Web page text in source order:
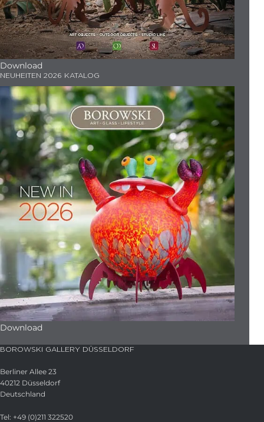
Download
NEUHEITEN 2026 KATALOG
Download
BOROWSKI GALLERY DÜSSELDORF
Berliner Allee 23
40212 Düsseldorf
Deutschland
Tel: +49 (0)211 322520